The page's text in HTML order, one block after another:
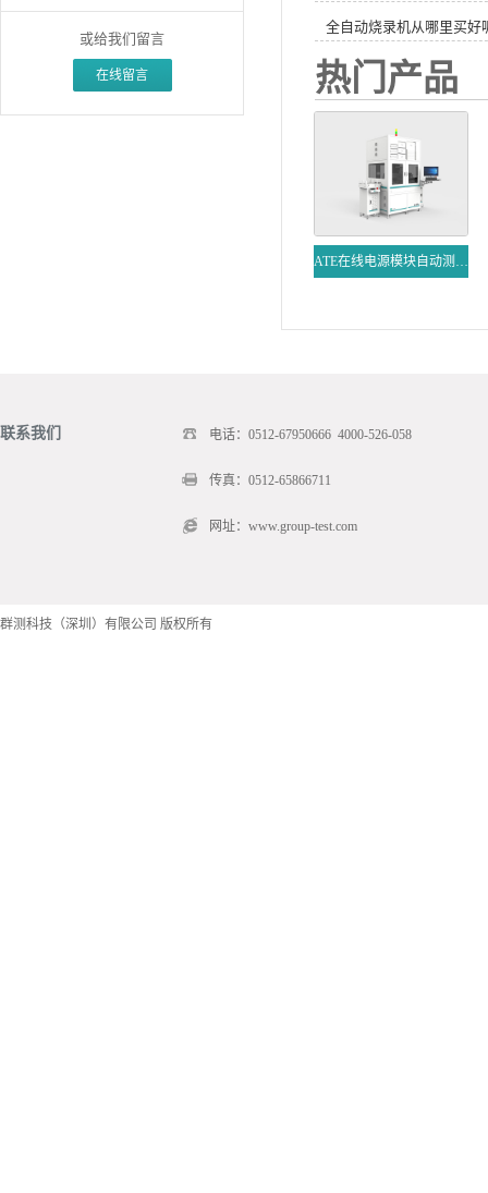
或给我们留言
在线留言
全自动烧录机从哪里买好
热门产品
ATE在线电源模块自动测试系列
联系我们 电话：0512-67950666 4000-526-058
传真：0512-65866711
网址：www.group-test.com
群测科技（深圳）有限公司 版权所有